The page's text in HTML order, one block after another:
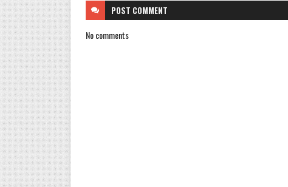
POST COMMENT
No comments